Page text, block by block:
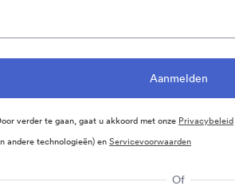
verder te gaan, gaat u akkoord met onze Privacybeleid
andere technologieën) enServicevoorwaarden
Of